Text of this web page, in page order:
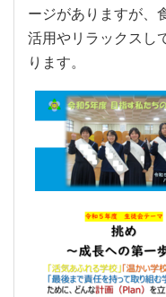
ージがありますが、
活用やリラックスし
ります。